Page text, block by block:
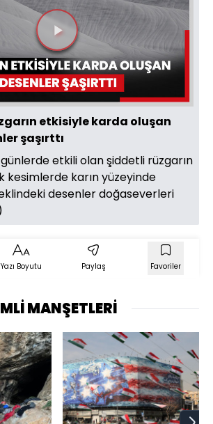
Videoyu
Oynat
etkisiyle karda oluşan
şaşırttı
etkili olan şiddetli rüzgarın
kesimlerde karın yüzeyinde
desenler doğaseverleri
Yazı Boyutu Paylaş Favoriler
MANŞETLERİ